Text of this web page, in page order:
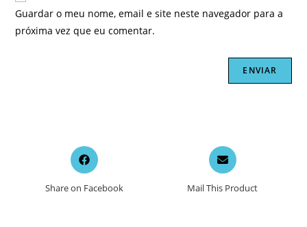
Guardar o meu nome, email e site neste navegador para a
próxima vez que eu comentar.
Opens
in
new
Share on Facebook
Opens
in
a
new
Mail This Product